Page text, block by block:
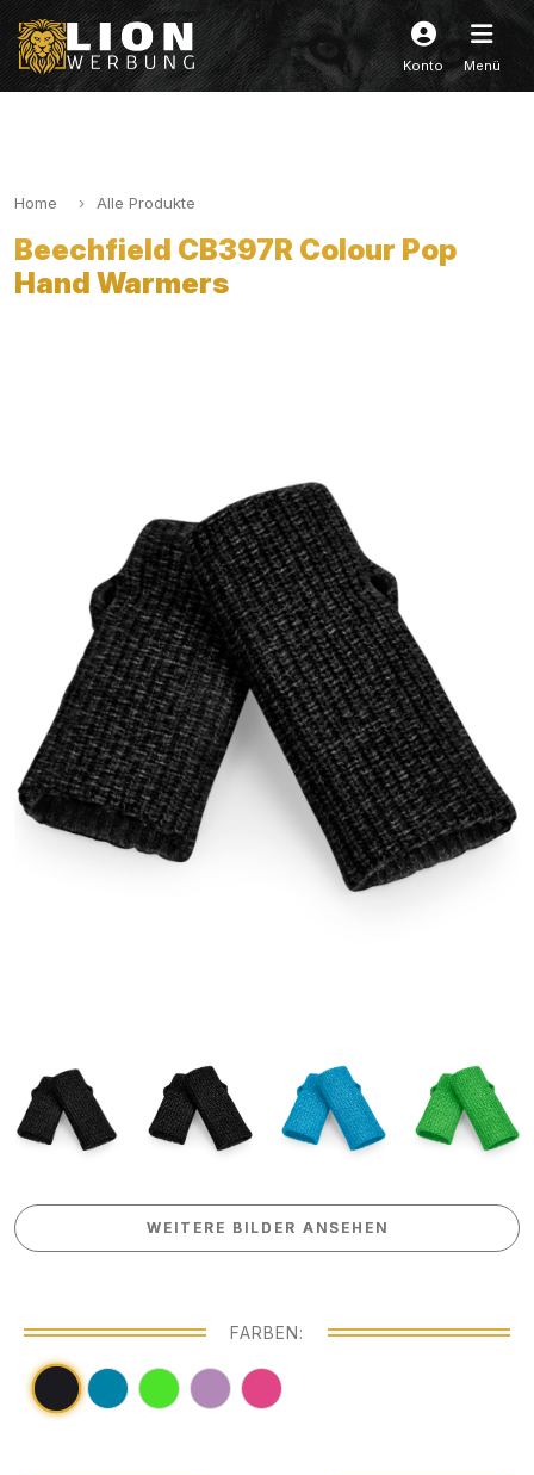
Konto Menü
Home Alle Produkte
Beechfield CB397R Colour Pop
Hand Warmers
WEITERE BILDER ANSEHEN
WEITERE BILDER ANSEHEN
FARBEN: